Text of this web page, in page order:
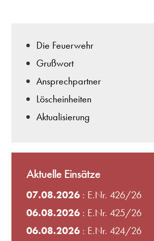
Die Feuerwehr
Grußwort
Ansprechpartner
Löscheinheiten
Aktualisierung
Aktuelle Einsätze
07.08.2026: E.Nr. 426/26
06.08.2026: E.Nr. 425/26
06.08.2026: E.Nr. 424/26